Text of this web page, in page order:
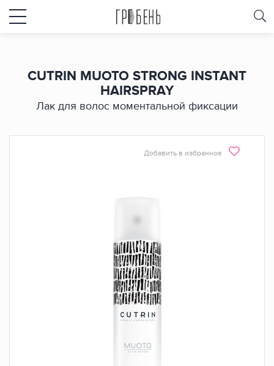
CUTRIN MUOTO STRONG INSTANT
HAIRSPRAY
Лак для волос моментальной фиксации
Добавить в избранное